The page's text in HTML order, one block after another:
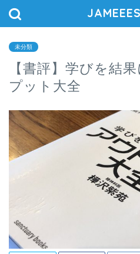
E
未分類
【書評】学びを結
プット大全